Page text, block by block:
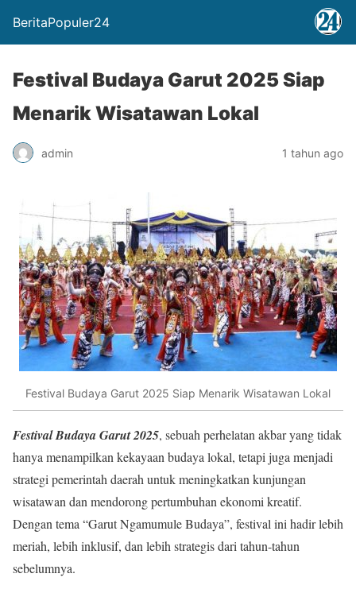
BeritaPopuler24
Festival Budaya Garut 2025 Siap
Menarik Wisatawan Lokal
admin 1 tahun ago
Festival Budaya Garut 2025 Siap Menarik Wisatawan Lokal
Festival Budaya Garut 2025, sebuah perhelatan akbar yang tidak
hanya menampilkan kekayaan budaya lokal, tetapi juga menjadi
strategi pemerintah daerah untuk meningkatkan kunjungan
wisatawan dan mendorong pertumbuhan ekonomi kreatif.
Dengan tema “Garut Ngamumule Budaya”, festival ini hadir lebih
meriah, lebih inklusif, dan lebih strategis dari tahun-tahun
sebelumnya.